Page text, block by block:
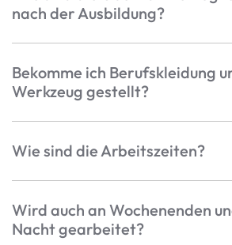
nach der Ausbildung?
Bekomme ich Berufskleidung
Werkzeug gestellt?
Wie sind die Arbeitszeiten?
Wird auch an Wochenenden
Nacht gearbeitet?